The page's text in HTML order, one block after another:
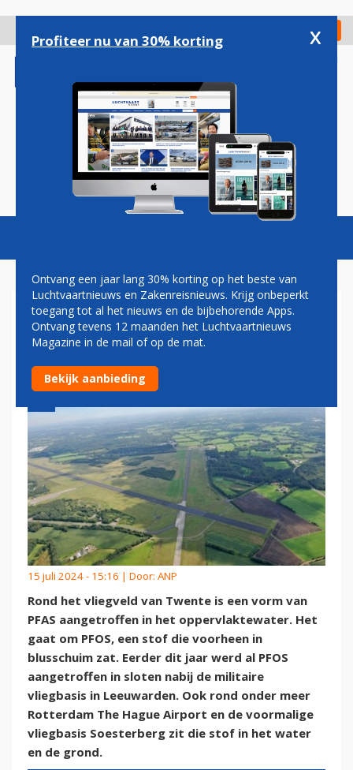
gaan
Check in
Magazine Podcasts Vacatures
OOK ROND TWENTE AIRPORT
ZIT PFAS IN HET WATER
15 juli 2024 - 15:16 | Door: ANP
Rond het vliegveld van Twente is een vorm van
PFAS aangetroffen in het oppervlaktewater. Het
gaat om PFOS, een stof die voorheen in
blusschuim zat. Eerder dit jaar werd al PFOS
aangetroffen in sloten nabij de militaire
vliegbasis in Leeuwarden. Ook rond onder meer
Rotterdam The Hague Airport en de voormalige
vliegbasis Soesterberg zit die stof in het water
en de grond.
Profiteer nu van 30% korting x
Ontvang een jaar lang 30% korting op het beste van
Luchtvaartnieuws en Zakenreisnieuws. Krijg onbeperkt
toegang tot al het nieuws en de bijbehorende Apps.
Ontvang tevens 12 maanden het Luchtvaartnieuws
Magazine in de mail of op de mat.
Bekijk aanbieding